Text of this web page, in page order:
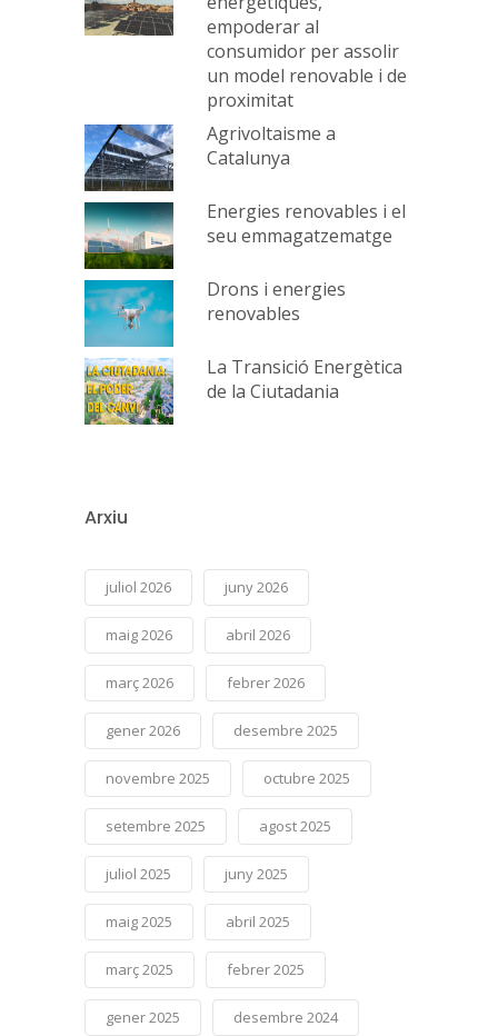
empoderar al
consumidor per assolir
un model renovable i de
proximitat
Agrivoltaisme a
Catalunya
Energies renovables i el
seu emmagatzematge
Drons i energies
renovables
La Transició Energètica
de la Ciutadania
Arxiu
juliol 2026 juny 2026
maig 2026 abril 2026
març 2026 febrer 2026
gener 2026 desembre 2025
novembre 2025 octubre 2025
setembre 2025 agost 2025
juliol 2025 juny 2025
maig 2025 abril 2025
març 2025 febrer 2025
gener 2025 desembre 2024